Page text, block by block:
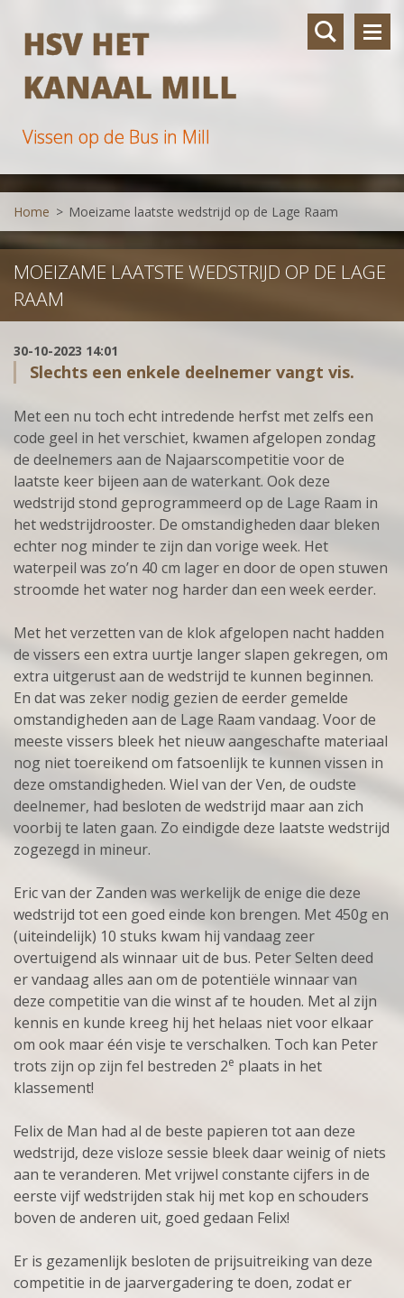
HSV HET
KANAAL MILL
Vissen op de Bus in Mill
Home > Moeizame laatste wedstrijd op de Lage Raam
MOEIZAME LAATSTE WEDSTRIJD OP DE LAGE
RAAM
30-10-2023 14:01
Slechts een enkele deelnemer vangt vis.
Met een nu toch echt intredende herfst met zelfs een
code geel in het verschiet, kwamen afgelopen zondag
de deelnemers aan de Najaarscompetitie voor de
laatste keer bijeen aan de waterkant. Ook deze
wedstrijd stond geprogrammeerd op de Lage Raam in
het wedstrijdrooster. De omstandigheden daar bleken
echter nog minder te zijn dan vorige week. Het
waterpeil was zo’n 40 cm lager en door de open stuwen
stroomde het water nog harder dan een week eerder.
Met het verzetten van de klok afgelopen nacht hadden
de vissers een extra uurtje langer slapen gekregen, om
extra uitgerust aan de wedstrijd te kunnen beginnen.
En dat was zeker nodig gezien de eerder gemelde
omstandigheden aan de Lage Raam vandaag. Voor de
meeste vissers bleek het nieuw aangeschafte materiaal
nog niet toereikend om fatsoenlijk te kunnen vissen in
deze omstandigheden. Wiel van der Ven, de oudste
deelnemer, had besloten de wedstrijd maar aan zich
voorbij te laten gaan. Zo eindigde deze laatste wedstrijd
zogezegd in mineur.
Eric van der Zanden was werkelijk de enige die deze
wedstrijd tot een goed einde kon brengen. Met 450g en
(uiteindelijk) 10 stuks kwam hij vandaag zeer
overtuigend als winnaar uit de bus. Peter Selten deed
er vandaag alles aan om de potentiële winnaar van
deze competitie van die winst af te houden. Met al zijn
kennis en kunde kreeg hij het helaas niet voor elkaar
om ook maar één visje te verschalken. Toch kan Peter
trots zijn op zijn fel bestreden 2e plaats in het
klassement!
Felix de Man had al de beste papieren tot aan deze
wedstrijd, deze visloze sessie bleek daar weinig of niets
aan te veranderen. Met vrijwel constante cijfers in de
eerste vijf wedstrijden stak hij met kop en schouders
boven de anderen uit, goed gedaan Felix!
Er is gezamenlijk besloten de prijsuitreiking van deze
competitie in de jaarvergadering te doen, zodat er